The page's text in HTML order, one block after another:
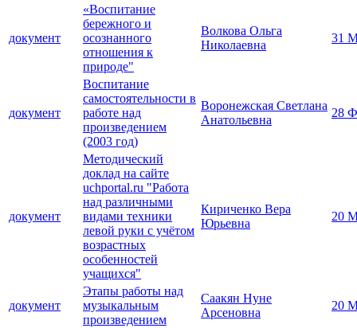
документ
«Воспитание
бережного и
осознанного
отношения к
природе"
Волкова Ольга
Николаевна
31
документ
Воспитание
самостоятельности в
работе над
произведением
(2003 год)
Воронежская Светлана
Анатольевна
28
документ
Методический
доклад на сайте
uchportal.ru "Работа
над различными
видами техники
левой руки с учётом
возрастных
особенностей
учащихся"
Кириченко Вера
Юрьевна
20
документ
Этапы работы над
музыкальным
произведением
Саакян Нуне
Арсеновна
20